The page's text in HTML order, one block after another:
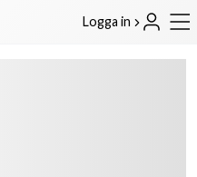
Logga in